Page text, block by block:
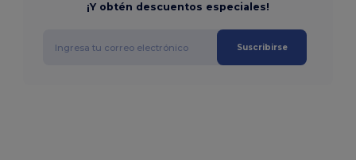
¡Y obtén descuentos especiales!
Suscribirse